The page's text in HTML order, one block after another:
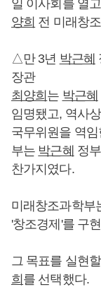
일 이사회를 열
양희 전 미래창
△만 3년 박근혜
장관
최양희 는 박근혜
임명됐고, 역사
국무위원을 역
부는 박근혜 정
찬가지였다.
미래창조과학부
'창조경제'를 구
그 목표를 실현
희 를 선택했다.